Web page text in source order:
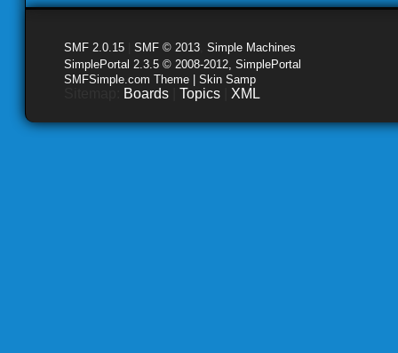
SMF 2.0.15 SMF © 2013 Simple Machines
SimplePortal 2.3.5 © 2008-2012, SimplePortal
SMFSimple.com Theme | Skin Samp
Boards Topics XML